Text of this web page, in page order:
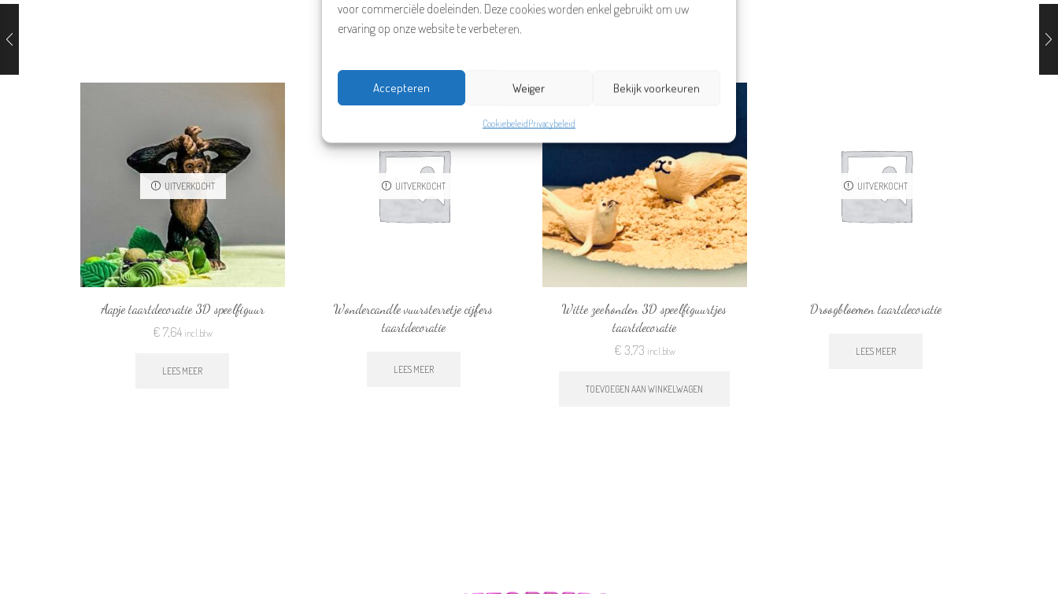
voor commerciële doeleinden. Deze cookies worden enkel gebruikt om uw
ervaring op onze website te verbeteren.
Accepteren Weiger Bekijk voorkeuren
CookiebeleidPrivacybeleid
UITVERKOCHT
Aapje taartdecoratie 3D speelfiguur
€ 7,64 incl.btw
LEES MEER
UITVERKOCHT
Wondercandle vuursterretje cijfers
taartdecoratie
LEES MEER
Witte zeehonden 3D speelfiguurtjes
taartdecoratie
€ 3,73 incl.btw
TOEVOEGEN AAN WINKELWAGEN
UITVERKOCHT
Droogbloemen taartdecoratie
LEES MEER